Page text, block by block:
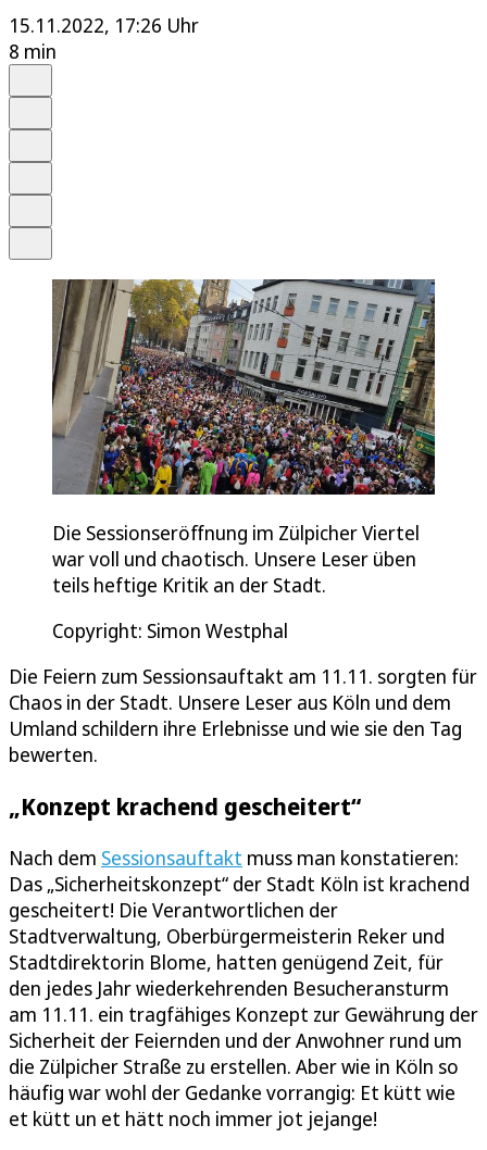
15.11.2022, 17:26 Uhr
8 min
Die Sessionseröffnung im Zülpicher Viertel
war voll und chaotisch. Unsere Leser üben
teils heftige Kritik an der Stadt.
Copyright: Simon Westphal
Die Feiern zum Sessionsauftakt am 11.11. sorgten für
Chaos in der Stadt. Unsere Leser aus Köln und dem
Umland schildern ihre Erlebnisse und wie sie den Tag
bewerten.
„Konzept krachend gescheitert“
Nach dem Sessionsauftakt muss man konstatieren:
Das „Sicherheitskonzept“ der Stadt Köln ist krachend
gescheitert! Die Verantwortlichen der
Stadtverwaltung, Oberbürgermeisterin Reker und
Stadtdirektorin Blome, hatten genügend Zeit, für
den jedes Jahr wiederkehrenden Besucheransturm
am 11.11. ein tragfähiges Konzept zur Gewährung der
Sicherheit der Feiernden und der Anwohner rund um
die Zülpicher Straße zu erstellen. Aber wie in Köln so
häufig war wohl der Gedanke vorrangig: Et kütt wie
et kütt un et hätt noch immer jot jejange!